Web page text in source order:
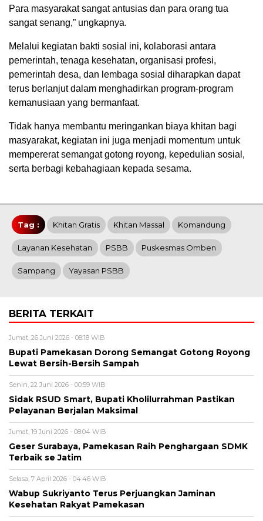
Para masyarakat sangat antusias dan para orang tua
sangat senang,” ungkapnya.
Melalui kegiatan bakti sosial ini, kolaborasi antara
pemerintah, tenaga kesehatan, organisasi profesi,
pemerintah desa, dan lembaga sosial diharapkan dapat
terus berlanjut dalam menghadirkan program-program
kemanusiaan yang bermanfaat.
Tidak hanya membantu meringankan biaya khitan bagi
masyarakat, kegiatan ini juga menjadi momentum untuk
mempererat semangat gotong royong, kepedulian sosial,
serta berbagi kebahagiaan kepada sesama.
Tag : Khitan Gratis Khitan Massal Komandung
Layanan Kesehatan PSBB Puskesmas Omben
Sampang Yayasan PSBB
BERITA TERKAIT
Jumat, 26 Juni 2026 - 08:18 WIB
Bupati Pamekasan Dorong Semangat Gotong Royong
Lewat Bersih-Bersih Sampah
Senin, 22 Juni 2026 - 00:59 WIB
Sidak RSUD Smart, Bupati Kholilurrahman Pastikan
Pelayanan Berjalan Maksimal
Jumat, 19 Juni 2026 - 08:04 WIB
Geser Surabaya, Pamekasan Raih Penghargaan SDMK
Terbaik se Jatim
Selasa, 7 April 2026 - 04:46 WIB
Wabup Sukriyanto Terus Perjuangkan Jaminan
Kesehatan Rakyat Pamekasan